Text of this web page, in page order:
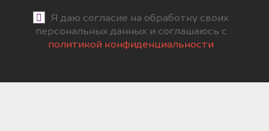
Я даю согласие на обработку своих
персональных данных и соглашаюсь с
политикой конфиденциальности